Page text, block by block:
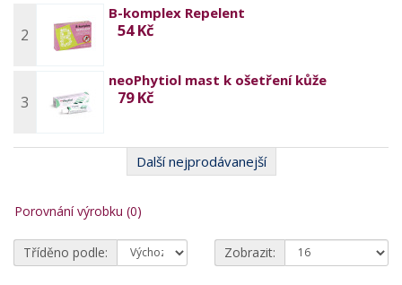
2
B-komplex Repelent
54 Kč
3
neoPhytiol mast k ošetření kůže
79 Kč
Další nejprodávanejší
Porovnání výrobku (0)
Tříděno podle: Zobrazit: